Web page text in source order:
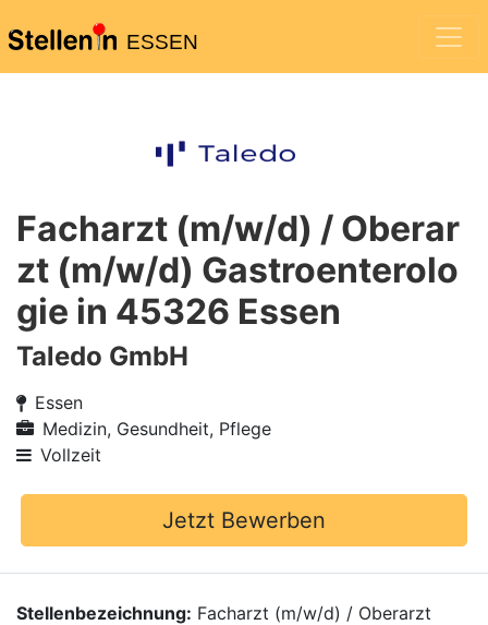
ESSEN
Facharzt (m/w/d) / Oberar
zt (m/w/d) Gastroenterolo
gie in 45326 Essen
Taledo GmbH
Essen
Medizin, Gesundheit, Pflege
Vollzeit
Jetzt Bewerben
Stellenbezeichnung: Facharzt (m/w/d) / Oberarzt